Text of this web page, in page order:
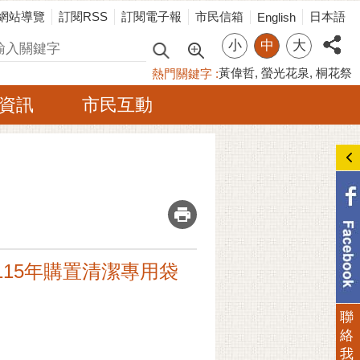
站導覽 訂閱RSS 訂閱電子報 市民信箱 English 日本語
小 中 大
熱門關鍵字 黃偉哲 螢光花泉 桐花祭
訊 市民互動
_
年購置清潔專用袋
聯
絡
我